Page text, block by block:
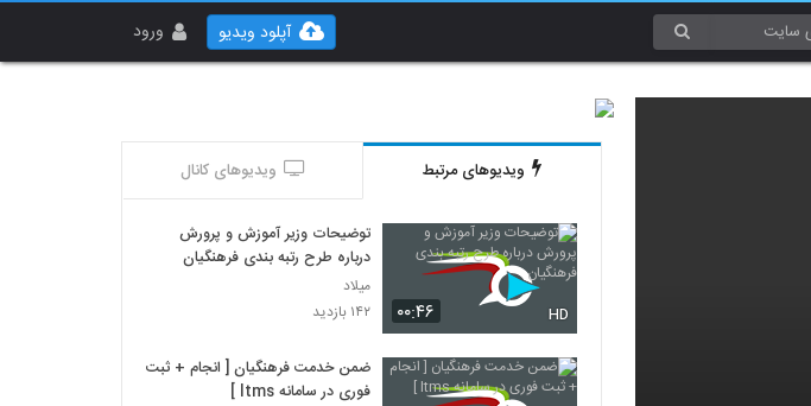
ورود آپلود ویدیو
ویدیوهای مرتبط ویدیوهای کانال
۰۰:۴۶ HD
توضیحات وزیر آموزش و پرورش
درباره طرح رتبه بندی فرهنگیان
میلاد
۱۴۲ بازدید
ضمن خدمت فرهنگیان [ انجام + ثبت
فوری در سامانه ltms ]